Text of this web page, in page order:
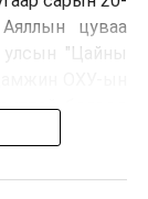
цуваа
"Цайны
бөгөөд
10